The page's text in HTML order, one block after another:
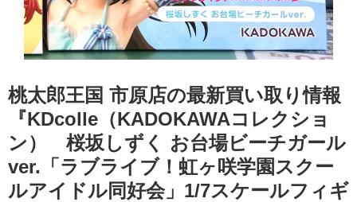
桃太郎王国 市原店の最新買い取り情報
『KDcolle（KADOKAWAコレクショ
ン） 桜坂しずく お台場ビーチガール
ver.「ラブライブ！虹ヶ咲学園スクー
ルアイドル同好会」1/7スケールフィギ